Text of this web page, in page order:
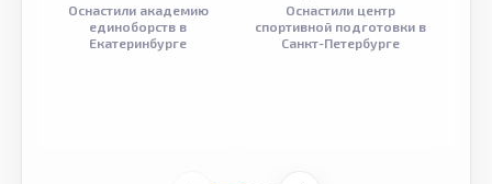
Оснастили академию
единоборств в
Екатеринбурге
Оснастили центр
спортивной подготовки в
Санкт-Петербурге